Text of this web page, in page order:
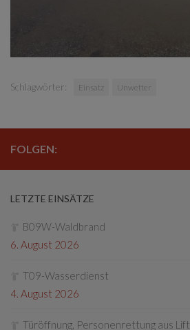
Schlagwörter: Einsatz Unwetter
FOLGEN:
LETZTE EINSÄTZE
B09W-Waldbrand
6. August 2026
T09-Wasserdienst
4. August 2026
Türöffnung, Personenrettung aus Lift